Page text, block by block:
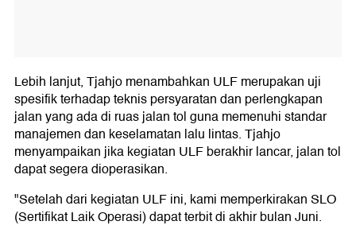
Lebih lanjut, Tjahjo menambahkan ULF merupakan uji
spesifik terhadap teknis persyaratan dan perlengkapan
jalan yang ada di ruas jalan tol guna memenuhi standar
manajemen dan keselamatan lalu lintas. Tjahjo
menyampaikan jika kegiatan ULF berakhir lancar, jalan tol
dapat segera dioperasikan.
"Setelah dari kegiatan ULF ini, kami memperkirakan SLO
(Sertifikat Laik Operasi) dapat terbit di akhir bulan Juni.